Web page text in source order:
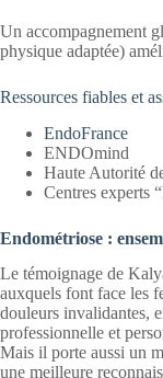
Un accompagnement
physique adaptée)
Ressources fiables et
EndoFrance
ENDOmind
Haute Autorité
Centres experts
Endométriose :
Le témoignage de
auxquels font face les
douleurs invalidantes,
professionnelle et
Mais il porte aussi un
une meilleure